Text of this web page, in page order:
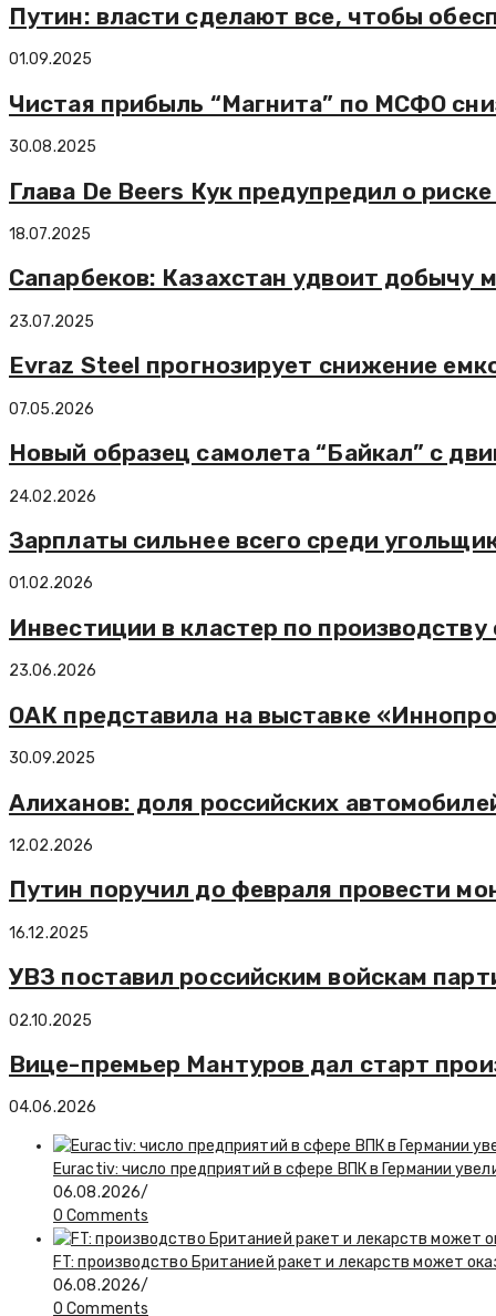
Путин: власти сделают все, чтобы
01.09.2025
Чистая прибыль “Магнита” по МСФО
30.08.2025
Глава De Beers Кук предупредил о
18.07.2025
Сапарбеков: Казахстан удвоит добычу
23.07.2025
Evraz Steel прогнозирует снижение
07.05.2026
Новый образец самолета “Байкал” с
24.02.2026
Зарплаты сильнее всего среди
01.02.2026
Инвестиции в кластер по
23.06.2026
ОАК представила на выставке
30.09.2025
Алиханов: доля российских
12.02.2026
Путин поручил до февраля провести
16.12.2025
УВЗ поставил российским войскам
02.10.2025
Вице-премьер Мантуров дал старт
04.06.2026
Euractiv: число предприятий в сфере ВПК в Германии
06.08.2026/
0 Comments
FT: производство Британией ракет и лекарств может
06.08.2026/
0 Comments